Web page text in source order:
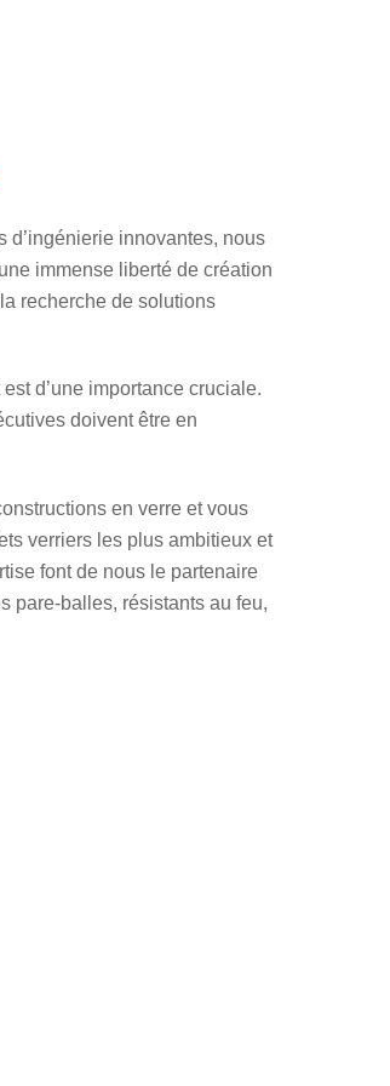
d’ingénierie innovantes, nous
immense liberté de création
recherche de solutions
d’une importance cruciale.
doivent être en
en verre et vous
verriers les plus ambitieux et
font de nous le partenaire
pare-balles, résistants au feu,